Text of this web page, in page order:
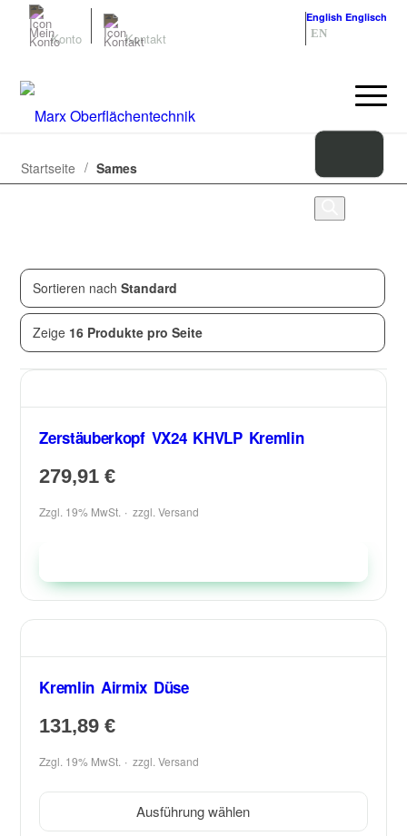
Konto Kontakt
English Englisch
EN
Startseite / Sames
Sortieren nachStandard
Zeige 16 Produkte pro Seite
Zeige15von15Produkten
Zerstäuberkopf VX24 KHVLP Kremlin
279,91€
Zzgl. 19% MwSt. zzgl.Versand
Kremlin Airmix Düse
131,89€
Zzgl. 19% MwSt. zzgl.Versand
Ausführung wählen